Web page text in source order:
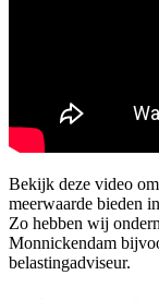
Bekijk deze video
meerwaarde bieden
Zo hebben wij
Monnickendam
belastingadviseur.